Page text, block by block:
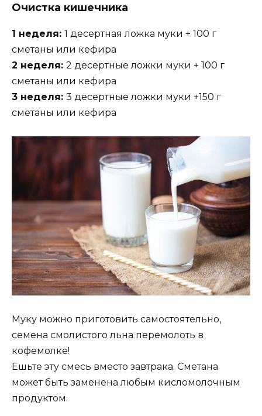
Очистка кишечника
1 неделя: 1 десертная ложка муки + 100 г
сметаны или кефира
2 неделя: 2 десертные ложки муки + 100 г
сметаны или кефира
3 неделя: 3 десертные ложки муки +150 г
сметаны или кефира
Муку можно приготовить самостоятельно,
семена смолистого льна перемолоть в
кофемолке!
Ешьте эту смесь вместо завтрака. Сметана
может быть заменена любым кисломолочным
продуктом.